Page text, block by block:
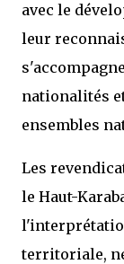
avec le
leur
nationalités
ensembles
Les
le Haut-
territoriale,